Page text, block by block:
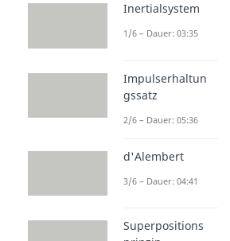
ordnest
Rückstellkraft
erkennst du,
Amplitude und
die Antwort des
bestimmen.
findest du in
Inertialsystem
1/6 – Dauer: 03:35
Impulserhaltun
gssatz
2/6 – Dauer: 05:36
d'Alembert
3/6 – Dauer: 04:41
Superpositions